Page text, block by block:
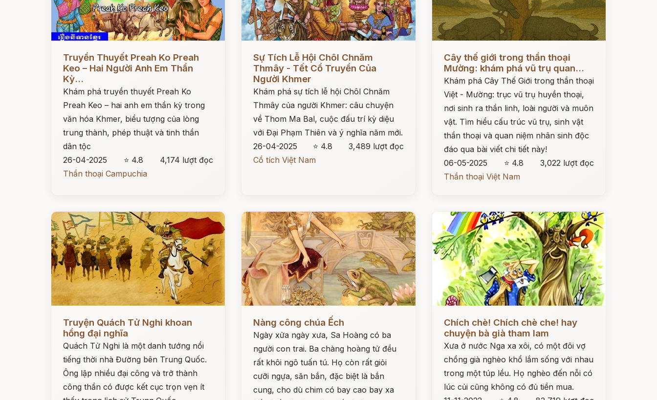
Đọc ngay
Truyền Thuyết Preah Ko Preah
Keo – Hai Người Anh Em Thần
Kỳ...
Khám phá truyền thuyết Preah Ko
Preah Keo – hai anh em thần kỳ trong
văn hóa Khmer, biểu tượng của lòng
trung thành, phép thuật và tinh thần
dân tộc
26-04-2025
⭐ 4.8
4,174 lượt đọc
Thần thoại Campuchia
Sự Tích Lễ Hội Chôl Chnăm
Thmây - Tết Cổ Truyền Của
Người Khmer
Khám phá sự tích lễ hội Chôl Chnăm
Thmây của người Khmer: câu chuyện
về Thom Ma Bal, cuộc đấu trí kỳ diệu
với Đại Phạm Thiên và ý nghĩa năm mới.
26-04-2025
⭐ 4.8
3,489 lượt đọc
Cổ tích Việt Nam
Cây thế giới trong thần thoại
Mường: khám phá vũ trụ quan...
Khám phá Cây Thế Giới trong thần thoại
Việt - Mường: trục vũ trụ huyền thoại,
nơi sinh ra thần linh, loài người và muôn
vật. Tìm hiểu cấu trúc vũ trụ, sinh vật
thần thoại và quan niệm nhân sinh độc
đáo qua bài viết chi tiết này!
06-05-2025
⭐ 4.8
3,022 lượt đọc
Thần thoại Việt Nam
Truyện Quách Tử Nghi khoan
hồng đại nghĩa
Quách Tử Nghi là một danh tướng nổi
tiếng thời nhà Đường bên Trung Quốc.
Ông lập nhiều đại công và trở thành
công thần có được kết cục trọn vẹn ít
Nàng công chúa Ếch
Ngày xửa ngày xưa, Sa Hoàng có ba
người con trai. Ba chàng hoàng tử đều
rất khôi ngô tuấn tú. Họ còn rất giỏi
cưỡi ngựa, săn bắn, đặc biệt là bắn
cung, cho dù chim có bay cao bay xa
Chích chè! Chích chè che! hay
chuyện bà già tham lam
Xưa ở nước Nga xa xôi, có một đôi vợ
chồng già nghèo khổ lắm sống với nhau
trong một túp lều. Họ nghèo đến nỗi có
lúc củi cũng không có đủ tiền mua.